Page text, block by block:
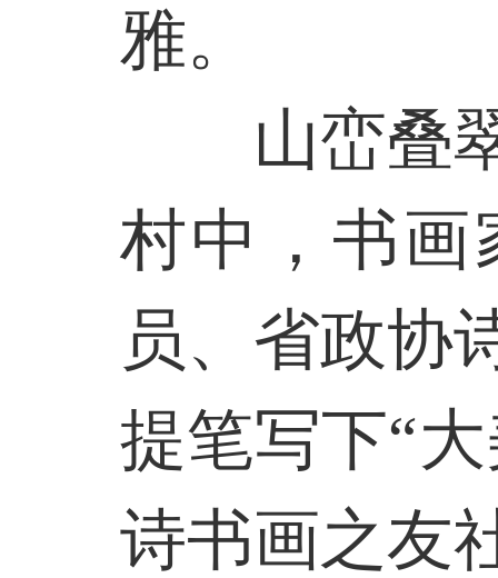
雅。
山峦叠
村中，书画
员、省政协
提笔写下“
诗书画之友